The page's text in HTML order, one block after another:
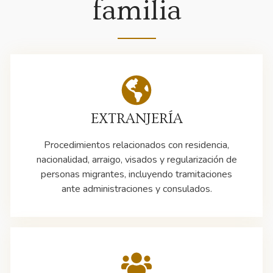
familia
EXTRANJERÍA
Procedimientos relacionados con residencia,
nacionalidad, arraigo, visados y regularización de
personas migrantes, incluyendo tramitaciones
ante administraciones y consulados.